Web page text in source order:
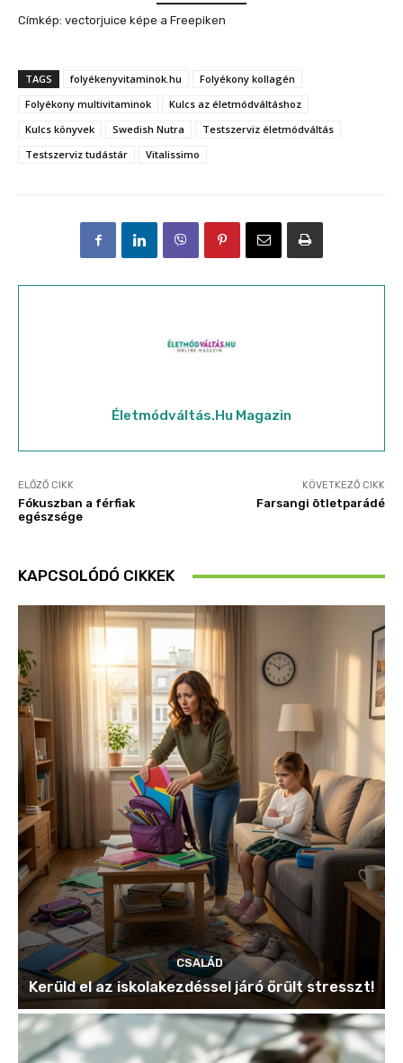
Címkép: vectorjuice képe a Freepiken
TAGS folyékenyvitaminok.hu
Folyékony kollagén
Folyékony multivitaminok
Kulcs az életmódváltáshoz
Kulcs könyvek
Swedish Nutra
Testszerviz életmódváltás
Testszerviz tudástár
Vitalissimo
Életmódváltás.hu Magazin
ELŐZŐ CIKK
Fókuszban a férfiak
egészsége
KÖVETKEZŐ CIKK
Farsangi ötletparádé
KAPCSOLÓDÓ CIKKEK
CSALÁD
Kerüld el az iskolakezdéssel járó őrült stresszt!